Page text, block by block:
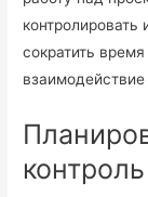
сократить
контроль